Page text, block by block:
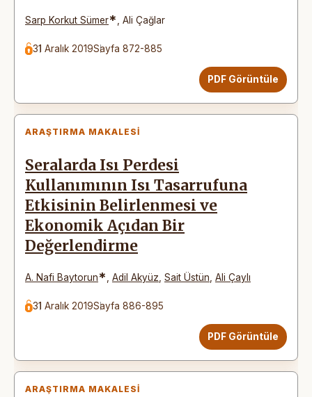
Sarp Korkut Sümer* Ali Çağlar
31 Aralık 2019Sayfa 872-885
PDF Görüntüle
ARAŞTIRMA MAKALESI
Seralarda Isı Perdesi
Kullanımının Isı Tasarrufuna
Etkisinin Belirlenmesi ve
Ekonomik Açıdan Bir
Değerlendirme
A. Nafi Baytorun* Adil Akyüz Sait Üstün Ali Çaylı
31 Aralık 2019Sayfa 886-895
PDF Görüntüle
ARAŞTIRMA MAKALESI